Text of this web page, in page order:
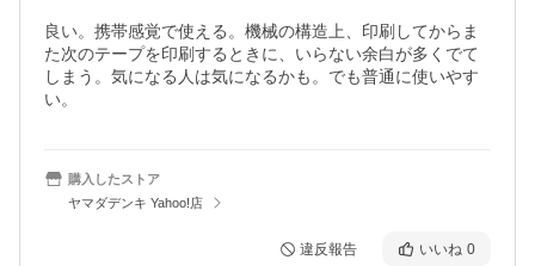
良い。携帯感覚で使える。機械の構造上、印刷してからま
た次のテープを印刷するときに、いらない余白が多くでて
しまう。気になる人は気になるかも。でも普通に使いやす
い。
購入したストア
ヤマダデンキ Yahoo!店
違反報告 いいね 0